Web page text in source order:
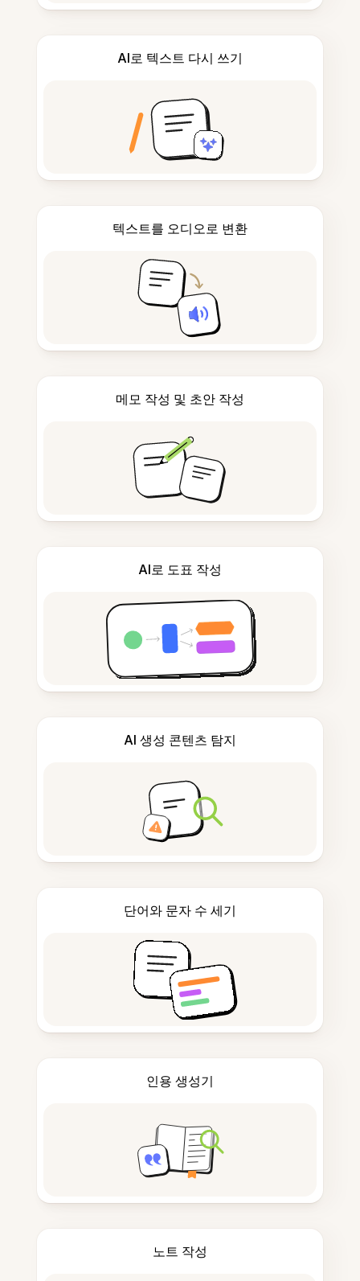
AI로 텍스트 다시 쓰기
텍스트를 오디오로 변환
메모 작성 및 초안 작성
AI로 도표 작성
AI 생성 콘텐츠 탐지
단어와 문자 수 세기
인용 생성기
노트 작성